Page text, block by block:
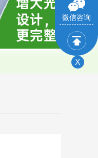
X
微信咨询